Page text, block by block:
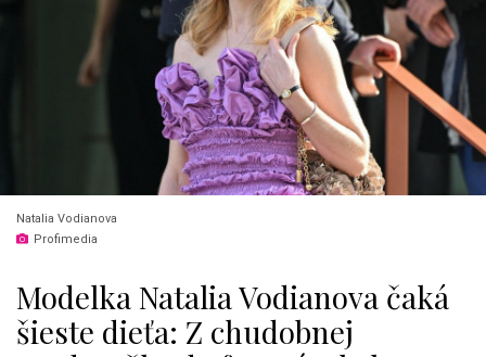
Natalia Vodianova
Profimedia
Modelka Natalia Vodianova čaká
šieste dieťa: Z chudobnej